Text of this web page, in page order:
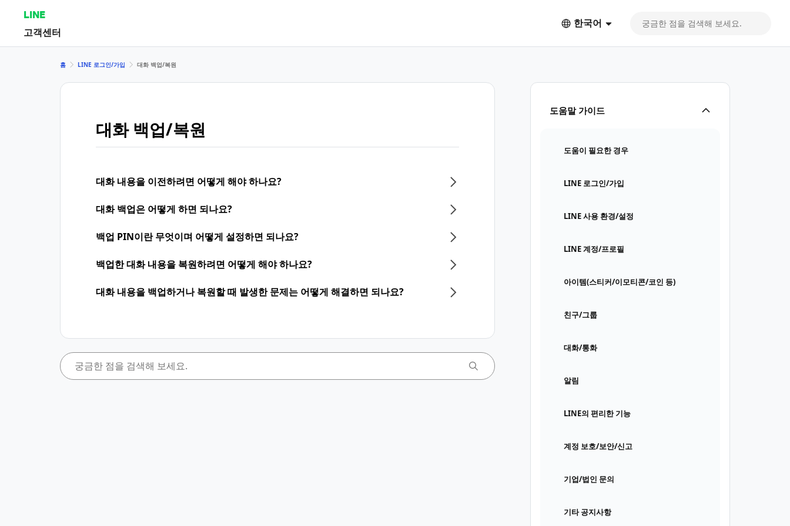
LINE
고객센터
한국어
도움말 가이드
도움이 필요한 경우
LINE 로그인/가입
LINE 사용 환경/설정
LINE 계정/프로필
아이템(스티커/이모티콘/코인 등)
친구/그룹
대화/통화
알림
LINE의 편리한 기능
계정 보호/보안/신고
기업/법인 문의
기타 공지사항
홈 LINE 로그인/가입 대화 백업/복원
대화 백업/복원
대화 내용을 이전하려면 어떻게 해야 하나요?
대화 백업은 어떻게 하면 되나요?
백업 PIN이란 무엇이며 어떻게 설정하면 되나요?
백업한 대화 내용을 복원하려면 어떻게 해야 하나요?
대화 내용을 백업하거나 복원할 때 발생한 문제는 어떻게 해결하면 되나요?